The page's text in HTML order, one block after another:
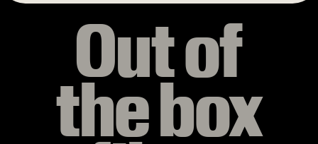
Out of
the box